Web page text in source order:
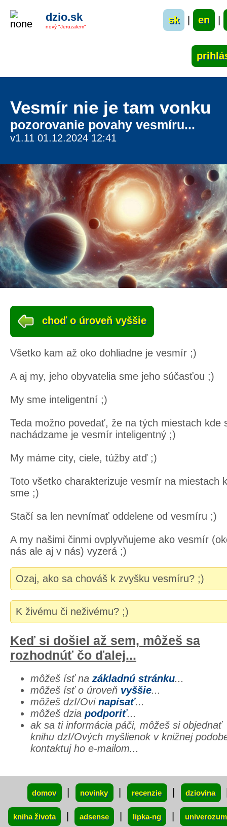
dzio.sk
nový "Jeruzalem"
sk en
Vesmír nie je tam vonku
pozorovanie povahy vesmíru...
v1.11 01.12.2024 12:41
choď o úroveň vyššie
Všetko kam až oko dohliadne je vesmír ;)
A aj my, jeho obyvatelia sme jeho súčasťou ;)
My sme inteligentní ;)
Teda možno povedať, že na tých miestach kde
nachádzame je vesmír inteligentný ;)
My máme city, ciele, túžby atď ;)
Toto všetko charakterizuje vesmír na miestach
sme ;)
Stačí sa len nevnímať oddelene od vesmíru ;)
A my našimi činmi ovplyvňujeme ako vesmír
nás ale aj v nás) vyzerá ;)
Ozaj, ako sa chováš k zvyšku vesmíru? ;)
K živému či neživému? ;)
Keď si došiel až sem, môžeš sa
rozhodnúť čo ďalej...
môžeš ísť na základnú stránku...
môžeš ísť o úroveň vyššie...
môžeš dzI/Ovi napísať...
môžeš dzia podporiť...
ak sa ti informácia páči, môžeš si objednať
knihu dzI/Ových myšlienok v knižnej
kontaktuj ho e-mailom...
domov novinky recenzie dziovina
kniha života adsense lipka-ng